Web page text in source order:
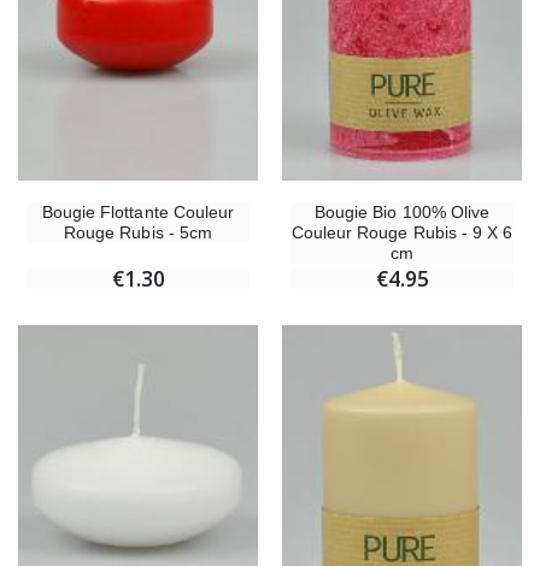
Bougie Flottante Couleur
Rouge Rubis - 5cm
€1.30
Bougie Bio 100% Olive
Couleur Rouge Rubis - 9 X 6
cm
€4.95